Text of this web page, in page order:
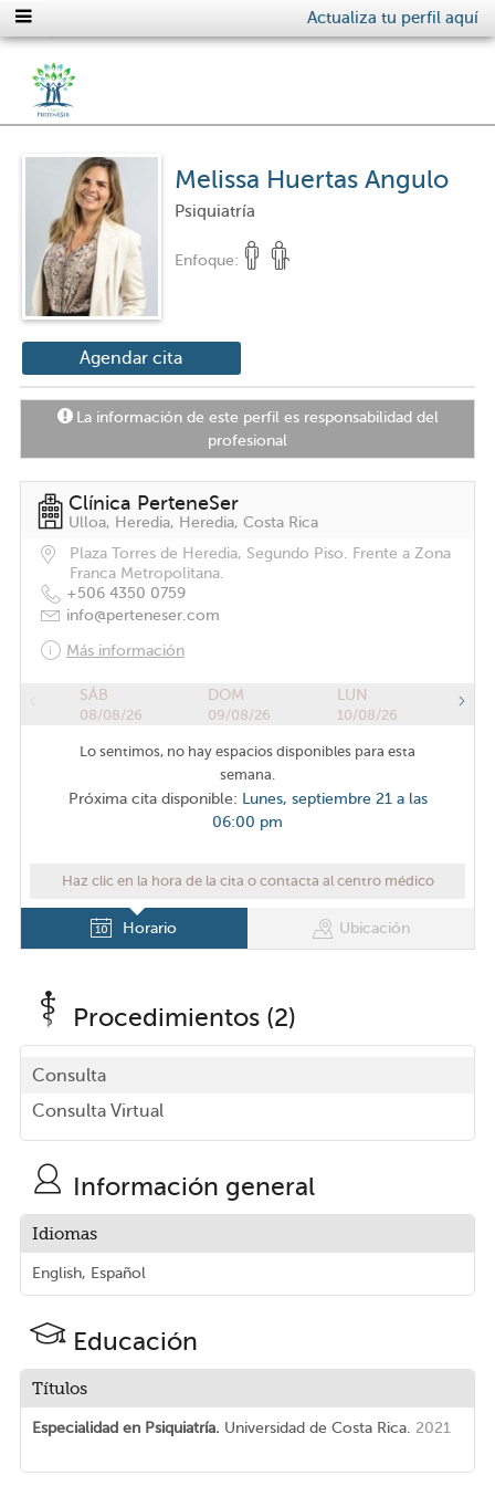
Actualiza tu perfil aquí
Melissa Huertas Angulo
Psiquiatría
Enfoque:
Agendar cita
La información de este perfil es responsabilidad del
profesional
Clínica PerteneSer
Ulloa, Heredia, Heredia, Costa Rica
Plaza Torres de Heredia, Segundo Piso. Frente a Zona
Franca Metropolitana.
+506 4350 0759
info@perteneser.com
Más información
SÁB
08/08/26
DOM
09/08/26
LUN
10/08/26
Lo sentimos, no hay espacios disponibles para esta
semana.
Próxima cita disponible: Lunes, septiembre 21 a las
06:00 pm
Haz clic en la hora de la cita o contacta al centro médico
Horario Ubicación
Procedimientos (2)
Consulta
Consulta Virtual
Información general
Idiomas
English, Español
Educación
Títulos
Especialidad en Psiquiatría. Universidad de Costa Rica. 2021